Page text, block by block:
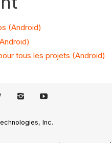
(Android)
tous les projets (Android)
Inc.